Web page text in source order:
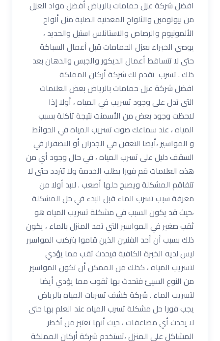
افضل شركة عزل حمامات بالرياض أفضل مواد العزل
من بيوتومين والألواح المعدنية الصلبة مثل ألواح
الألمونيوم والرصاص والاستانلس استيل والحديد ،
يوصي الخبراء بعزل الحمامات قبل أعمال السباكة
حتى لا تتساقط أعمال الديكور والجبس والدهان بعد
ذلك . تسرب تقدم لك شركة أركان المملكة
افضل شركة عزل حمامات بالرياض بعض العلامات
التي تدل على وجود تسريب في المياه ، أولا إذا
لاحظت وجود بعض من الأسمنت نتيجة تآكلة بسبب
المياه ، عند سماعك صوت تسريب المياه في الحوائط
و المواسير ،أيضا التعفن في الجدران أو الاصفرار في
السقف دليل على تسرب المياه ، في حال وجود أي من
هذه العلامات قم فورا بطلب الخدمة ولا تتردد حتى لا
تتفاقم المشكلة ويصبح حلها أصعب . لابد أولا من
معرفة سبب تسرب الماء قبل البدء في حل المشكلة
،حيث قد يكون السبب في مشكلة تسريب المياه هو
ثقب صغير في المواسير التي تمد المنزل بالماء ، يكون
ذلك بسبب أن أحد الفنيين الذين قاموا بتركيب المواسير
ليس لديه الخبرة الكافية فيحدث ثقب مما يؤدي
لتسريب المياه ، كذلك من الممكن أن تكون المواسير
من النوع السيئ فتحدث بها ثقوب مما يؤدي أيضا
لتسريب الماء . شركة كشف تسربات المياه بالرياض
يجب فورا حل مشكلة تسرب المياه عند العلم بها حتى
لا يحدث أي مضاعفات ، حيث أنها تعتبر من أخطر
المشاكل على المنزل ،تستخدم شركة أركان المملكة